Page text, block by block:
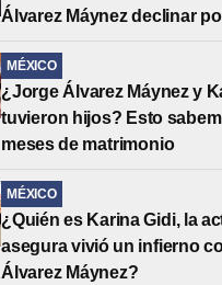
Álvarez Máynez declinar
MÉXICO
¿Jorge Álvarez Máynez y
tuvieron hijos? Esto
meses de matrimonio
MÉXICO
¿Quién es Karina Gidi, la
asegura vivió un infierno
Álvarez Máynez?